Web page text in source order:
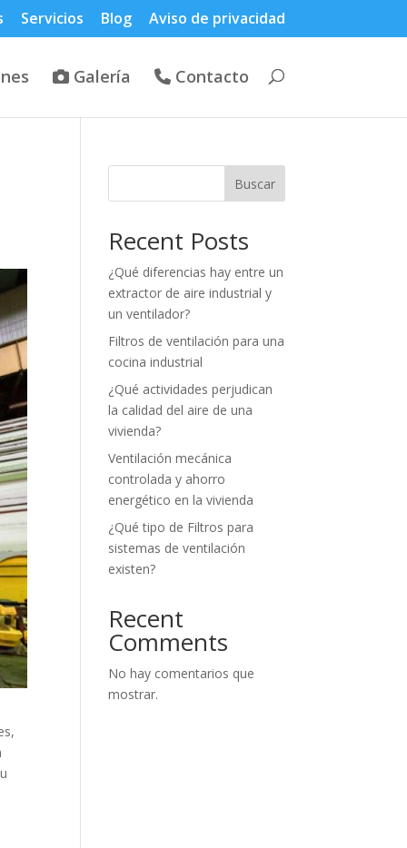
Servicios Blog Aviso de privacidad
Galería Contacto
Buscar
Recent Posts
¿Qué diferencias hay entre un
extractor de aire industrial y
un ventilador?
Filtros de ventilación para una
cocina industrial
¿Qué actividades perjudican
la calidad del aire de una
vivienda?
Ventilación mecánica
controlada y ahorro
energético en la vivienda
¿Qué tipo de Filtros para
sistemas de ventilación
existen?
Recent
Comments
No hay comentarios que
mostrar.